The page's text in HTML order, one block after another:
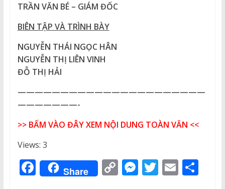
TRẦN VĂN BÉ – GIÁM ĐỐC
BIÊN TẬP VÀ TRÌNH BÀY
NGUYỄN THÁI NGỌC HÂN
NGUYỄN THỊ LIÊN VINH
ĐỖ THỊ HẢI
——————————————————————
———————-
>> BẤM VÀO ĐÂY XEM NỘI DUNG TOÀN VĂN <<
Views: 3
F
a
Share C M T E S